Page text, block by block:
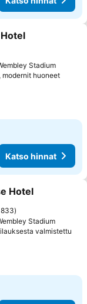
Stadium
modernit huoneet
Katso hinnat
Hotel
833
Stadium
valmistettu